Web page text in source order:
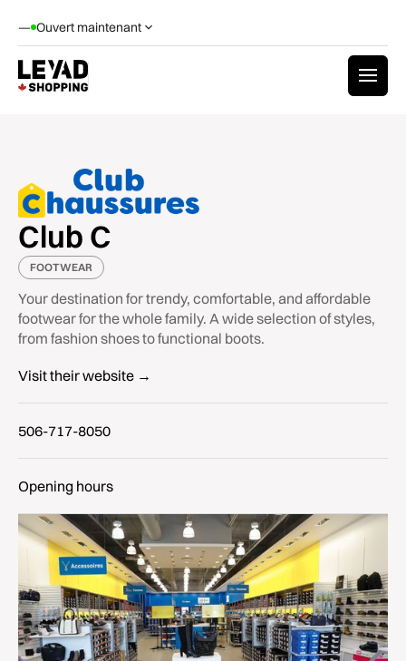
— Ouvert maintenant
Club C
FOOTWEAR
Your destination for trendy, comfortable, and affordable
footwear for the whole family. A wide selection of styles,
from fashion shoes to functional boots.
Visit their website →
506-717-8050
Opening hours